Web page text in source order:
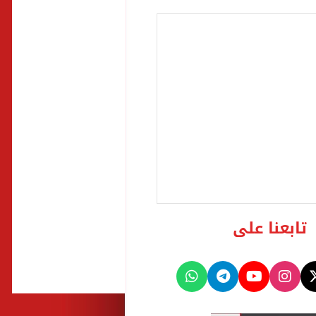
تابعنا على